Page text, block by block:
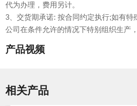
代为办理，费用另计。
3、交货期承诺: 按合同约定执行;如有特
公司在条件允许的情况下特别组织生产
产品视频
相关产品